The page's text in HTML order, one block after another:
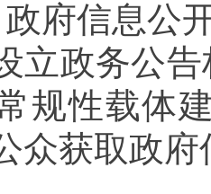
政府信息公
政务公告
规性载体
众获取政